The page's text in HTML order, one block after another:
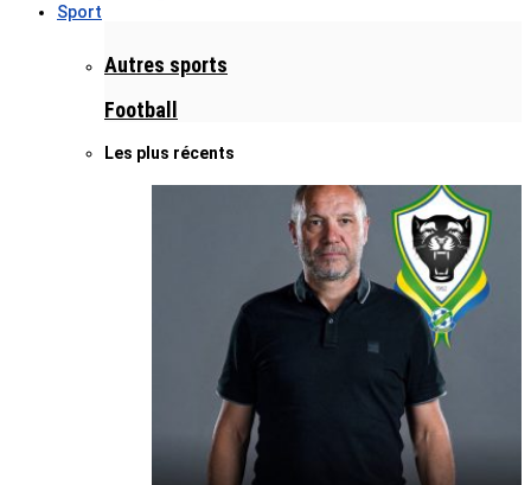
Sport
Autres sports
Football
Les plus récents